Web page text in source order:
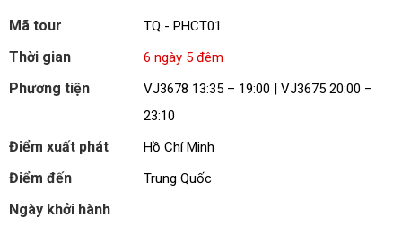
Mã tour TQ - PHCT01
Thời gian 6 ngày 5 đêm
Phương tiện
VJ3678 13:35 – 19:00 | VJ3675 20:00 –
23:10
Điểm xuất phát Hồ Chí Minh
Điểm đến Trung Quốc
Ngày khởi hành